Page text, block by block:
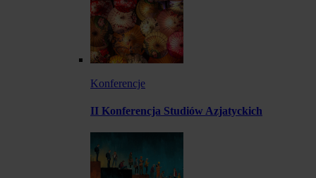
Konferencje
II Konferencja Studiów Azjatyckich